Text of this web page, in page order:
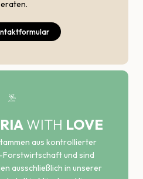
WITH LOVE
aus kontrollierter
Forstwirtschaft und sind
ausschließlich in unserer